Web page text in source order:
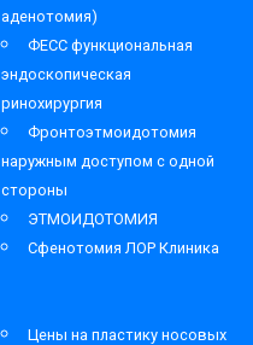
аденотомия)
ФЕСС функциональная
эндоскопическая
ринохирургия
Фронтоэтмоидотомия
наружным доступом с одной
стороны
ЭТМОИДОТОМИЯ
Сфенотомия ЛОР Клиника
Цены на пластику носовых